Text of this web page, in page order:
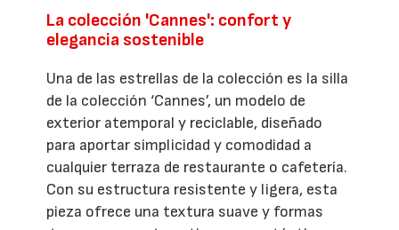
La colección 'Cannes': confort y
elegancia sostenible
Una de las estrellas de la colección es la silla
de la colección ‘Cannes’, un modelo de
exterior atemporal y reciclable, diseñado
para aportar simplicidad y comodidad a
cualquier terraza de restaurante o cafetería.
Con su estructura resistente y ligera, esta
pieza ofrece una textura suave y formas